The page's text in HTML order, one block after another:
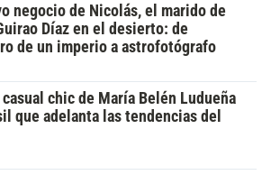
negocio de Nicolás, el marido de
Díaz en el desierto: de
de un imperio a astrofotógrafo
chic de María Belén Ludueña
que adelanta las tendencias del